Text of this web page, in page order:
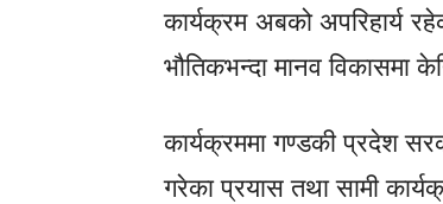
कार्यक्रमअबको अपरिहार्य
भौतिकभन्दामानव विकासमा
कार्यक्रममा गण्डकी प्रदेश
गरेका प्रयास तथा सामी